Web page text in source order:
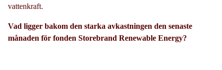
vattenkraft.
Vad ligger bakom den starka avkastningen den senaste
månaden för fonden Storebrand Renewable Energy?